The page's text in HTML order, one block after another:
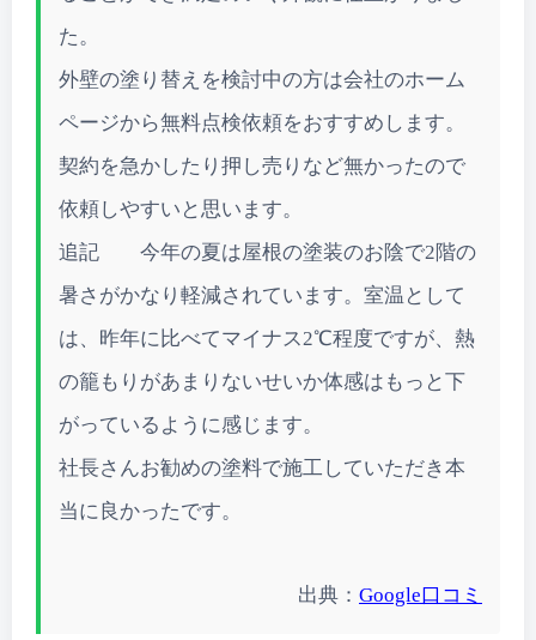
た。
外壁の塗り替えを検討中の方は会社のホーム
ページから無料点検依頼をおすすめします。
契約を急かしたり押し売りなど無かったので
依頼しやすいと思います。
追記 今年の夏は屋根の塗装のお陰で2階の
暑さがかなり軽減されています。室温として
は、昨年に比べてマイナス2℃程度ですが、熱
の籠もりがあまりないせいか体感はもっと下
がっているように感じます。
社長さんお勧めの塗料で施工していただき本
当に良かったです。
出典： Google口コミ